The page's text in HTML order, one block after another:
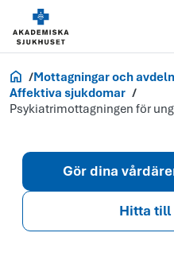
Akademiska.se
Mottagningar och
Affektiva sjukdomar
Psykiatrimottagningen för
Gör dina
Hitta till